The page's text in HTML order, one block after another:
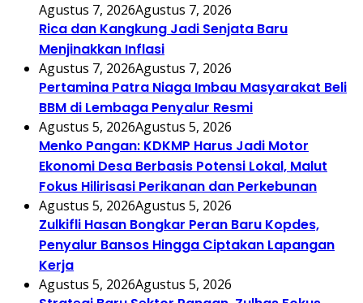
Agustus 7, 2026Agustus 7, 2026
Rica dan Kangkung Jadi Senjata Baru
Menjinakkan Inflasi
Agustus 7, 2026Agustus 7, 2026
Pertamina Patra Niaga Imbau Masyarakat Beli
BBM di Lembaga Penyalur Resmi
Agustus 5, 2026Agustus 5, 2026
Menko Pangan: KDKMP Harus Jadi Motor
Ekonomi Desa Berbasis Potensi Lokal, Malut
Fokus Hilirisasi Perikanan dan Perkebunan
Agustus 5, 2026Agustus 5, 2026
Zulkifli Hasan Bongkar Peran Baru Kopdes,
Penyalur Bansos Hingga Ciptakan Lapangan
Kerja
Agustus 5, 2026Agustus 5, 2026